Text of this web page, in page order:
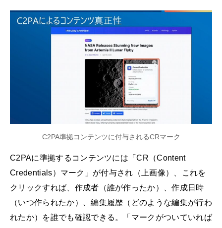
C2PA準拠コンテンツに付与されるCRマーク
C2PAに準拠するコンテンツには「CR（Content
Credentials）マーク」が付与され（上画像）、これを
クリックすれば、作成者（誰が作ったか）、作成日時
（いつ作られたか）、編集履歴（どのような編集が行わ
れたか）を誰でも確認できる。「マークがついていれば